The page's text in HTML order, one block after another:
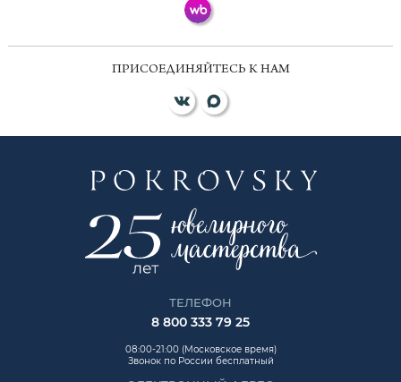
ПРИСОЕДИНЯЙТЕСЬ К НАМ
ТЕЛЕФОН
8 800 333 79 25
08:00-21:00 (Московское время)
Звонок по России бесплатный